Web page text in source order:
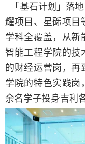
「基石计划」落
耀项目、星砾项目
学科全覆盖，从新
智能工程学院的技
的财经运营岗，再
学院的特色实践岗
余名学子投身吉利